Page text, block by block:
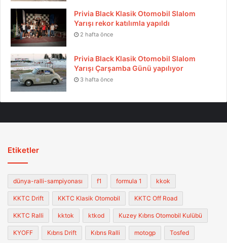
Privia Black Klasik Otomobil Slalom
Yarışı rekor katılımla yapıldı
2 hafta önce
Privia Black Klasik Otomobil Slalom
Yarışı Çarşamba Günü yapılıyor
3 hafta önce
Etiketler
dünya-ralli-sampiyonası f1 formula 1 kkok
KKTC Drift KKTC Klasik Otomobil KKTC Off Road
KKTC Ralli kktok ktkod Kuzey Kıbrıs Otomobil Kulübü
KYOFF Kıbrıs Drift Kıbrıs Ralli motogp Tosfed